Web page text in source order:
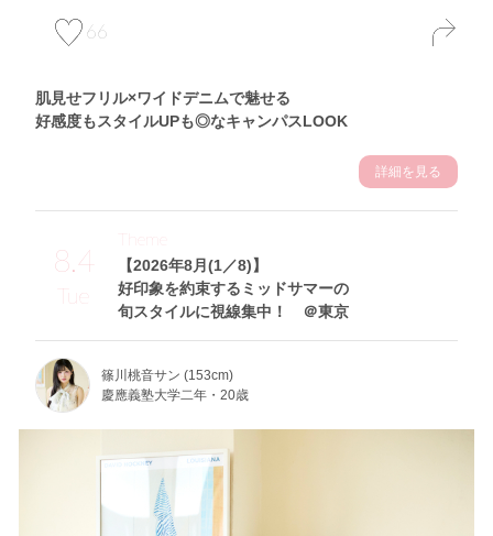
66
肌見せフリル×ワイドデニムで魅せる
好感度もスタイルUPも◎なキャンパスLOOK
詳細を見る
8.4
Tue
【2026年8月(1／8)】
好印象を約束するミッドサマーの
旬スタイルに視線集中！ ＠東京
Theme
篠川桃音サン (153cm)
慶應義塾大学二年・20歳